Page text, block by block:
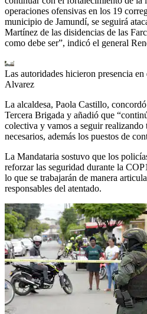
operaciones ofensivas en los 19
municipio de Jamundí, se seguirá
Martínez de las disidencias de las
como debe ser”, indicó el general
Las autoridades hicieron presencia en
Alvarez
La alcaldesa, Paola Castillo,
Tercera Brigada y añadió que
colectiva y vamos a seguir realizando
necesarios, además los puestos de
La Mandataria sostuvo que los
reforzar las seguridad durante la
lo que se trabajarán de manera
responsables del atentado.